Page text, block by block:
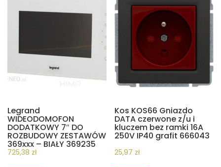
Legrand
WIDEODOMOFON
DODATKOWY 7″ DO
ROZBUDOWY ZESTAWÓW
369xxx – BIAŁY 369235
725,38 zł
Kos KOS66 Gniazdo
DATA czerwone z/u i
kluczem bez ramki 16A
250V IP40 grafit 666043
25,97 zł